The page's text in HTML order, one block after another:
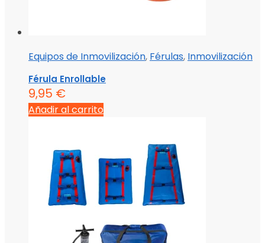
Equipos de Inmovilización, Férulas, Inmovilización
Férula Enrollable
9,95 €
Añadir al carrito